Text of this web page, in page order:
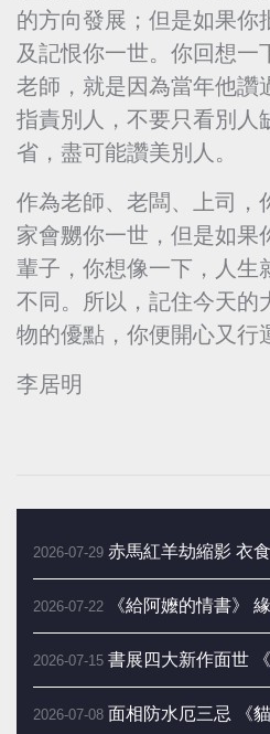
的方向發展；但是如果你
及記恨你一世。你回想一
老師，就是因為當年他讚
指責別人，不要只看別人
省，盡可能讚美別人。
作為老師、老闆、上司，
家會嬲你一世，但是如果
輩子，你想像一下，人生
不同。所以，記住今天的
物的優點，你便開心又行
李居明
2026-07-29 赤馬紅羊劫縮影 衣
2026-07-22 《給阿嬤的情書》
2026-07-15 書展四大新作面世
2026-07-08 面相防水厄三忌 《